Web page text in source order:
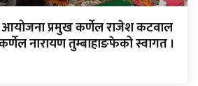
प्रमुख कर्णेल राजेश कटवाल
नारायण तुम्बाहाङफेको स्वागत ।